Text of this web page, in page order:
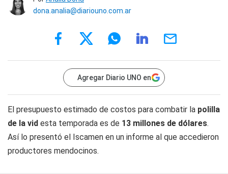
dona.analia@diariouno.com.ar
Agregar Diario UNO en
El presupuesto estimado de costos para combatir la polilla
de la vid esta temporada es de 13 millones de dólares.
Así lo presentó el Iscamen en un informe al que accedieron
productores mendocinos.